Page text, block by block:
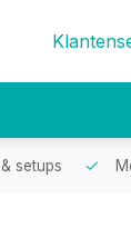
setups